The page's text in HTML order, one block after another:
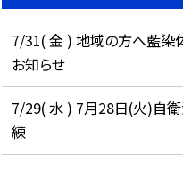
7/31( 金 ) 地域の方へ藍染
お知らせ
7/29( 水 ) 7月28日(火)自
練